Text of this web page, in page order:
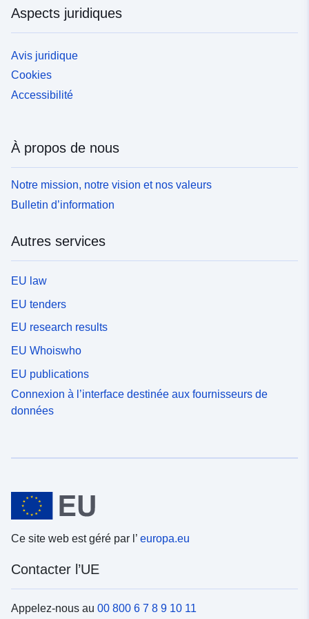
prévention des risques. Le périmètre de ce document
est circonscrit aux données géographiques figurant dans
Le standard PPR n'a pas non plus pour objet de
standardiser la connaissance des aléas. L'enjeu est de
disposer d'une description pour un stockage homogène
développement durable, d'autre part.
Aspects juridiques
Avis juridique
Cookies
Accessibilité
À propos de nous
Notre mission, notre vision et nos valeurs
Bulletin d’information
Autres services
EU law
EU tenders
EU research results
EU Whoiswho
EU publications
Connexion à l’interface destinée aux fournisseurs de
données
Ce site web est géré par l’ europa.eu
Contacter l’UE
Appelez-nous au 00 800 6 7 8 9 10 11